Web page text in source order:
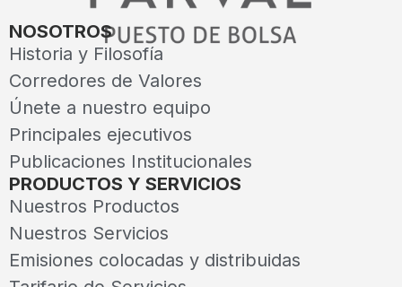
NOSOTROS
Historia y Filosofía
Corredores de Valores
Únete a nuestro equipo
Principales ejecutivos
Publicaciones Institucionales
PRODUCTOS Y SERVICIOS
Nuestros Productos
Nuestros Servicios
Emisiones colocadas y distribuidas